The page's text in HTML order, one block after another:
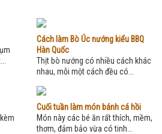
Cách làm Bò Úc nướng kiểu BBQ
Hàn Quốc
Thịt bò nướng có nhiều cách khác
nhau, mỗi một cách đều có...
Cuối tuần làm món bánh cá hồi
Món này các bé ăn rất thích, mềm,
thơm, đảm bảo vừa có tinh...